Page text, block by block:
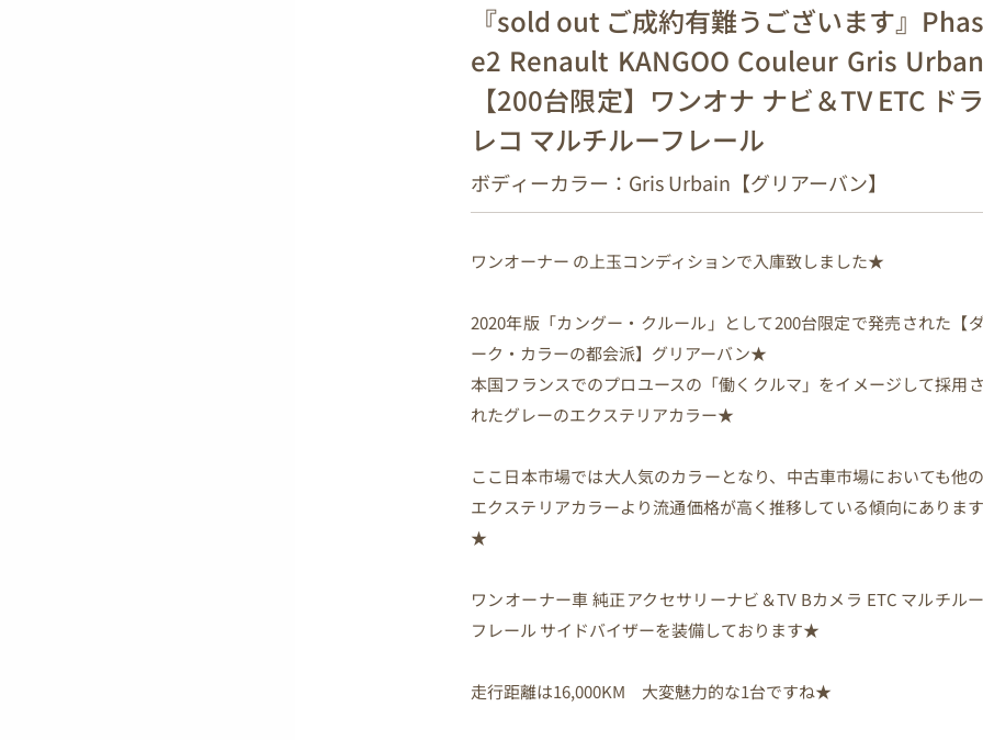
『sold out ご成約有難うございます』
e2 Renault KANGOO Couleur Gris
【200台限定】ワンオナ ナビ＆TV ETC ド
レコ マルチルーフレール
ボディーカラー：Gris Urbain【グリアーバン】
ワンオーナー の上玉コンディションで入庫致しました★
2020年版「カングー・クルール」として200台限定で発売された【
ーク・カラーの都会派】グリアーバン★
本国フランスでのプロユースの「働くクルマ」をイメージして採用
れたグレーのエクステリアカラー★
ここ日本市場では大人気のカラーとなり、中古車市場においても他
エクステリアカラーより流通価格が高く推移している傾向にありま
★
ワンオーナー車 純正アクセサリーナビ＆TV Bカメラ ETC マルチル
フレール サイドバイザーを装備しております★
走行距離は16,000KM 大変魅力的な1台ですね★